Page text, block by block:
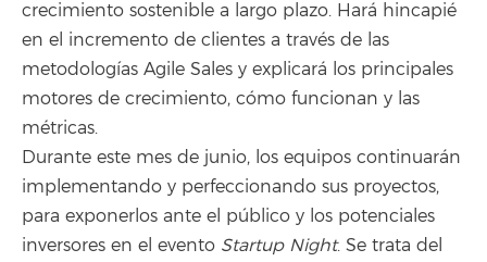
crecimiento sostenible a largo plazo. Hará hincapié
en el incremento de clientes a través de las
metodologías Agile Sales y explicará los principales
motores de crecimiento, cómo funcionan y las
métricas.
Durante este mes de junio, los equipos continuarán
implementando y perfeccionando sus proyectos,
para exponerlos ante el público y los potenciales
inversores en el evento Startup Night. Se trata del